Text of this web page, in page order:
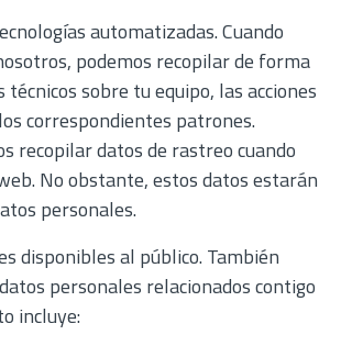
automatizadas. Cuando
podemos recopilar de forma
sobre tu equipo, las acciones
correspondientes patrones.
recopilar datos de rastreo cuando
No obstante, estos datos estarán
personales.
disponibles al público. También
personales relacionados contigo
incluye: